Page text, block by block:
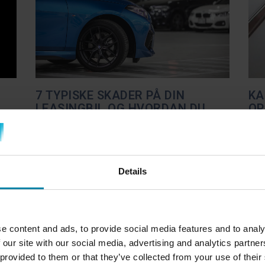
Details
content and ads, to provide social media features and to
site with our social media, advertising and analytics
to them or that they’ve collected from your use of
at
7 TYPISKE SKADER PÅ DIN
LEASINGBIL OG HVORDAN DU
Når man kører i en leaset bil, er det vigtigt
at passe godt på den for at undgå
unødvendige omkostninger ved
ender med en stor regning ved
overdragelsen, fordi bilen har skader, der
skal repareres. I dette blogindlæg